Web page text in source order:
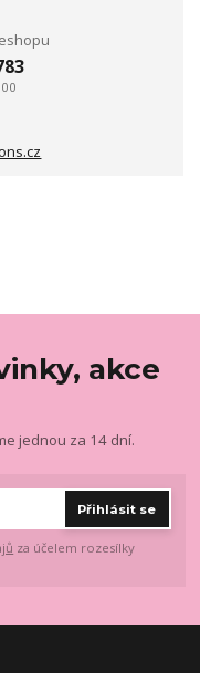
akce
jednou za 14 dní.
Přihlásit se
za účelem rozesílky